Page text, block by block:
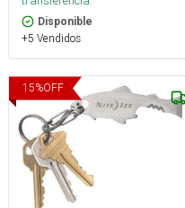
Disponible
+5 Vendidos
15%OFF